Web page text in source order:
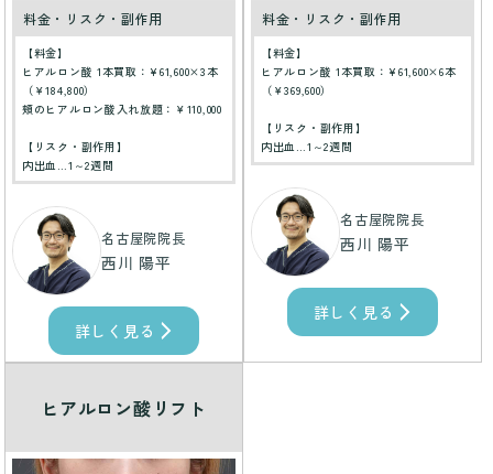
料金・リスク・副作用
【料金】
ヒアルロン酸 1本買取：¥61,600×3本
（￥184,800）
頬のヒアルロン酸入れ放題：￥110,000
【リスク・副作用】
内出血…1～2週間
名古屋院院長
西川 陽平
詳しく見る
料金・リスク・副作用
【料金】
ヒアルロン酸 1本買取：¥61,600×6本
（￥369,600）
【リスク・副作用】
内出血…1～2週間
名古屋院院長
西川 陽平
詳しく見る
ヒアルロン酸リフト